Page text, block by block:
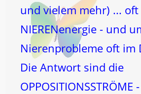
und vielem mehr) ...
NIERENenergie - und
Nierenprobleme oft im
Die Antwort sind die
OPPOSITIONSSTRÖME